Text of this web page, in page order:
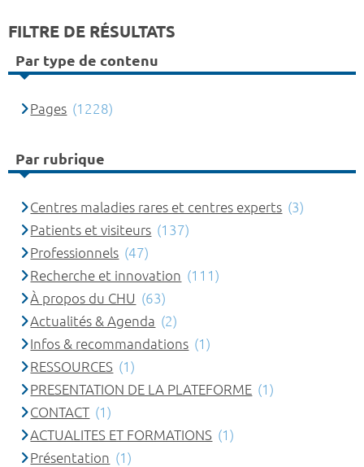
FILTRE DE RÉSULTATS
Par type de contenu
Pages (1228)
Par rubrique
Centres maladies rares et centres experts (3)
Patients et visiteurs (137)
Professionnels (47)
Recherche et innovation (111)
À propos du CHU (63)
Actualités & Agenda (2)
Infos & recommandations (1)
RESSOURCES (1)
PRESENTATION DE LA PLATEFORME (1)
CONTACT (1)
ACTUALITES ET FORMATIONS (1)
Présentation (1)